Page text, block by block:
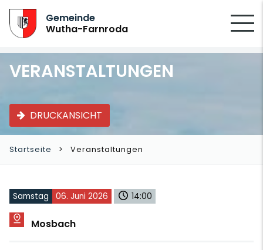
Gemeinde
Wutha-Farnroda
VERANSTALTUNGEN
DRUCKANSICHT
Startseite Veranstaltungen
Samstag 06. Juni 2026 14:00
Mosbach